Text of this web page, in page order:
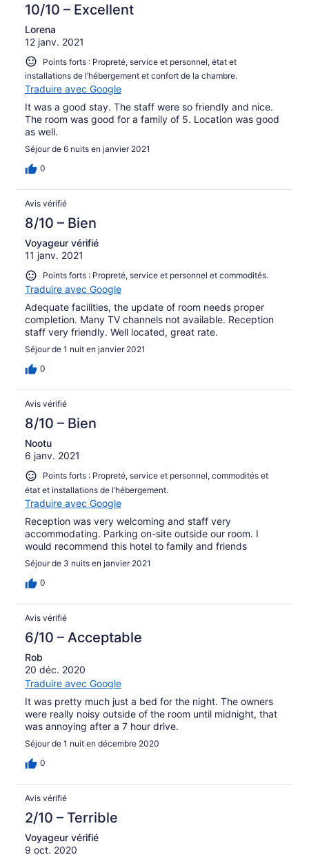
10/10 – Excellent
Lorena
12 janv. 2021
Points forts : Propreté, service et personnel, état et
installations de l’hébergement et confort de la chambre.
Traduire avec Google
It was a good stay. The staff were so friendly and nice.
The room was good for a family of 5. Location was good
as well.
Séjour de 6 nuits en janvier 2021
0
Avis vérifié
8/10 – Bien
Voyageur vérifié
11 janv. 2021
Points forts : Propreté, service et personnel et commodités.
Traduire avec Google
Adequate facilities, the update of room needs proper
completion. Many TV channels not available. Reception
staff very friendly. Well located, great rate.
Séjour de 1 nuit en janvier 2021
0
Avis vérifié
8/10 – Bien
Nootu
6 janv. 2021
Points forts : Propreté, service et personnel, commodités et
état et installations de l’hébergement.
Traduire avec Google
Reception was very welcoming and staff very
accommodating. Parking on-site outside our room. I
would recommend this hotel to family and friends
Séjour de 3 nuits en janvier 2021
0
Avis vérifié
6/10 – Acceptable
Rob
20 déc. 2020
Traduire avec Google
It was pretty much just a bed for the night. The owners
were really noisy outside of the room until midnight, that
was annoying after a 7 hour drive.
Séjour de 1 nuit en décembre 2020
0
Avis vérifié
2/10 – Terrible
Voyageur vérifié
9 oct. 2020